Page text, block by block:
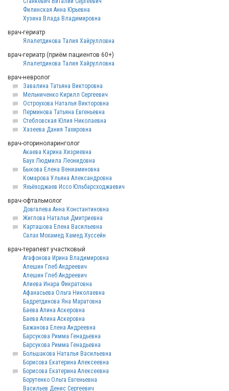
Филинская Анна Юрьевна
Хузина Влада Владимировна
врач-гериатр
Ялалетдинова Талия Хайрулловна
врач-гериатр (приём пациентов 60+)
Ялалетдинова Талия Хайрулловна
врач-невролог
Завалина Татьяна Викторовна
Мельниченко Кирилл Сергеевич
Остроухова Наталья Викторовна
Перминова Татьяна Евгеньевна
Стебловская Юлия Николаевна
Хазеева Дания Тахировна
врач-оториноларинголог
Акаева Карина Хизриевна
Баух Людмила Леонидовна
Быкова Елена Вениаминовна
Комарова Ульяна Александровна
Яхьёходжаев Иссо Юльбарсходжаевич
врач-офтальмолог
Довгалева Анна Константиновна
Жиглова Наталья Дмитриевна
Карташова Елена Васильевна
Салах Мохамед Хамед Хуссейн
врач-терапевт участковый
Агафонова Ирина Владимировна
Алешин Глеб Андреевич
Алешин Глеб Андреевич
Алиева Инара Фикратовна
Афанасьева Ольга Николаевна
Бадретдинова Яна Маратовна
Баева Алина Аскеровна
Баева Алина Аскеровна
Бажанова Елена Андреевна
Барсукова Римма Генадьевна
Барсукова Римма Генадьевна
Большакова Наталья Васильевна
Борисова Екатерина Алексеевна
Борисова Екатерина Алексеевна
Борутенко Ольга Евгеньевна
Васильев Денис Сергеевич